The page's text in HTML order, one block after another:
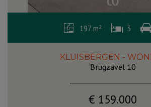
197 m² 3
KLUISBERGEN -
Brugzavel 10
€ 159.000